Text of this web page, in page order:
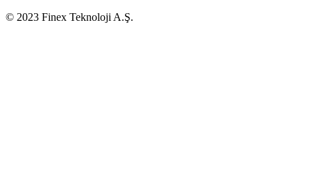
© 2023 Finex Teknoloji A.Ş.